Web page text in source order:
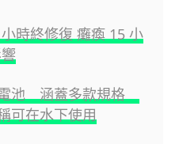
時終修復 癱瘓 15 小
電池 涵蓋多款規格
可在水下使用